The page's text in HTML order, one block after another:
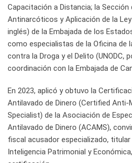
Capacitación a Distancia; la
Antinarcóticos y Aplicación de la
inglés) de la Embajada de los
como especialistas de la Oficina de
contra la Droga y el Delito (UNODC,
coordinación con la Embajada de
En 2023, aplicó y obtuvo la
Antilavado de Dinero (Certified Anti-
Specialist) de la Asociación de
Antilavado de Dinero (ACAMS),
fiscal acusador especializado, titular
Inteligencia Patrimonial y